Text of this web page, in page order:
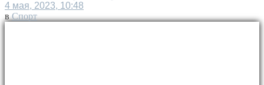
4 мая, 2023, 10:48
в Спорт